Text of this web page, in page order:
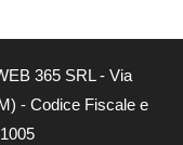
365 SRL - Via
- Codice Fiscale e